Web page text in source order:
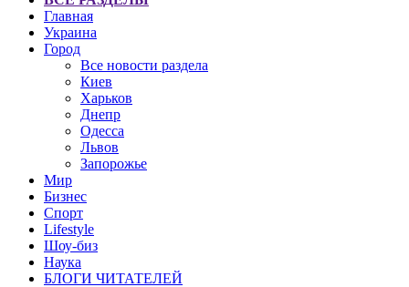
Главная
Украина
Город
Все новости раздела
Киев
Харьков
Днепр
Одесса
Львов
Запорожье
Мир
Бизнес
Спорт
Lifestyle
Шоу-биз
Наука
БЛОГИ ЧИТАТЕЛЕЙ